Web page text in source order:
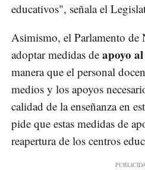
educativos", señala el
Asimismo, el Parlamento de
adoptar medidas de apoyo
manera que el personal
medios y los apoyos
calidad de la enseñanza en
pide que estas medidas de
reapertura de los centros